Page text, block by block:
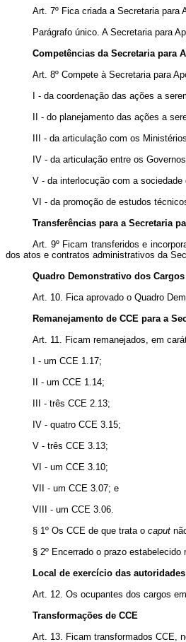
Art. 7º Fica criada a Secretaria
Parágrafo único. A Secretaria para
Competências da Secretaria para
Art. 8º Compete à Secretaria para
I - da coordenação das ações a
II - do planejamento das ações a
III - da articulação com os
IV - da articulação entre os
V - da interlocução com a
VI - da promoção de estudos
Transferências para a Secretaria
Art. 9º Ficam transferidos e
dos atos e contratos administrativos da
Quadro Demonstrativo dos
Art. 10. Fica aprovado o Quadro
Remanejamento de CCE para a
Art. 11. Ficam remanejados, em
I - um CCE 1.17;
II - um CCE 1.14;
III - três CCE 2.13;
IV - quatro CCE 3.15;
V - três CCE 3.13;
VI - um CCE 3.10;
VII - um CCE 3.07; e
VIII - um CCE 3.06.
§ 1º Os CCE de que trata o caput
§ 2º Encerrado o prazo
Local de exercício das
Art. 12. Os ocupantes dos cargos
Transformações de CCE
Art. 13. Ficam transformados CCE,